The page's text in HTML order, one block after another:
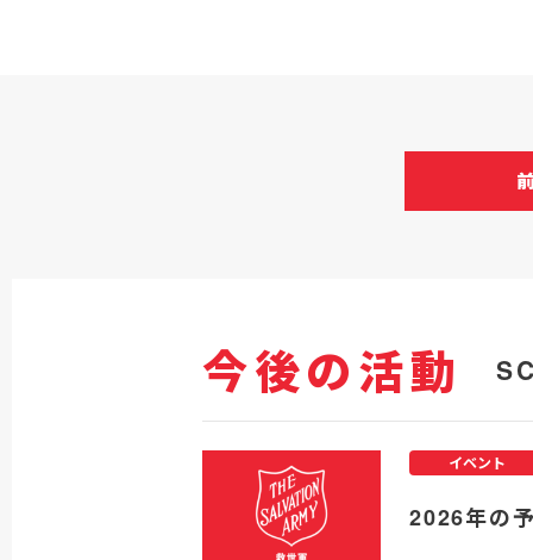
今後の活動
2026年の
イベント